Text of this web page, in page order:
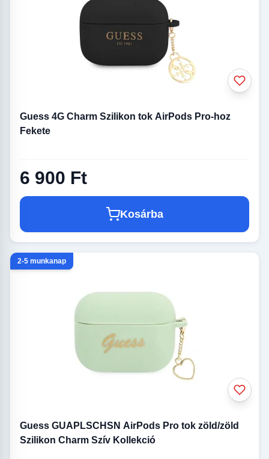
Guess 4G Charm Szilikon tok AirPods Pro-hoz
Fekete
6 900 Ft
Kosárba
2-5 munkanap
Guess GUAPLSCHSN AirPods Pro tok zöld/zöld
Szilikon Charm Szív Kollekció